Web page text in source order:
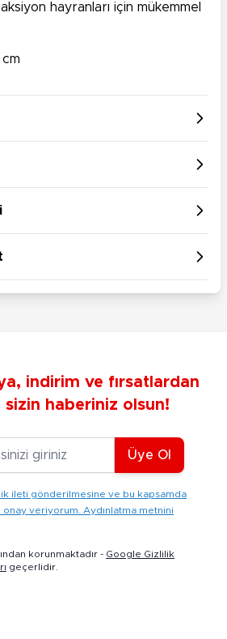
hayranları için mükemmel
indirim ve fırsatlardan
sizin haberiniz olsun!
E-posta Adresiniz
Üye Ol
ileti gönderilmesine ve bu kapsamda
veriyorum. Aydınlatma metnini
korunmaktadır - Google Gizlilik
geçerlidir.